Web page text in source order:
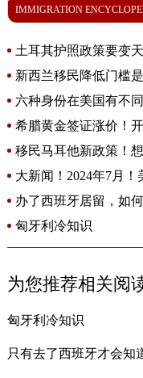
IMMIGRATION
土耳其护照政策要变
新西兰移民降低门槛
六种身份在美国有不同
希腊黄金签证涨价！
移民马耳他新政策！
区！
大新闻！2024年7月！
办了西班牙居留，如
匈牙利冷知识
为您推荐相关阅
匈牙利冷知识
只有去了西班牙才会知